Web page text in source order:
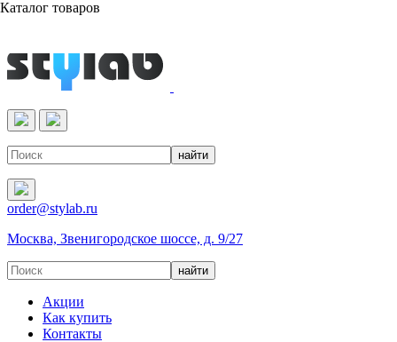
Реактивы & Оборудование
order@stylab.ru
Москва, Звенигородское шоссе, д. 9/27
Акции
Как купить
Контакты
Каталог товаров